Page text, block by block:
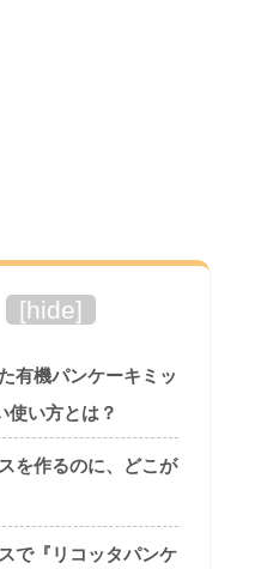
[hide]
有機パンケーキミッ
使い方とは？
を作るのに、どこが
で『リコッタパンケ